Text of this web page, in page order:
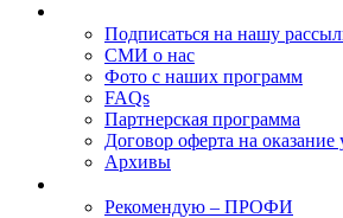
Подписаться на нашу
СМИ о нас
Фото с наших программ
FAQs
Партнерская программа
Договор оферта на оказание
Архивы
Рекомендую – ПРОФИ